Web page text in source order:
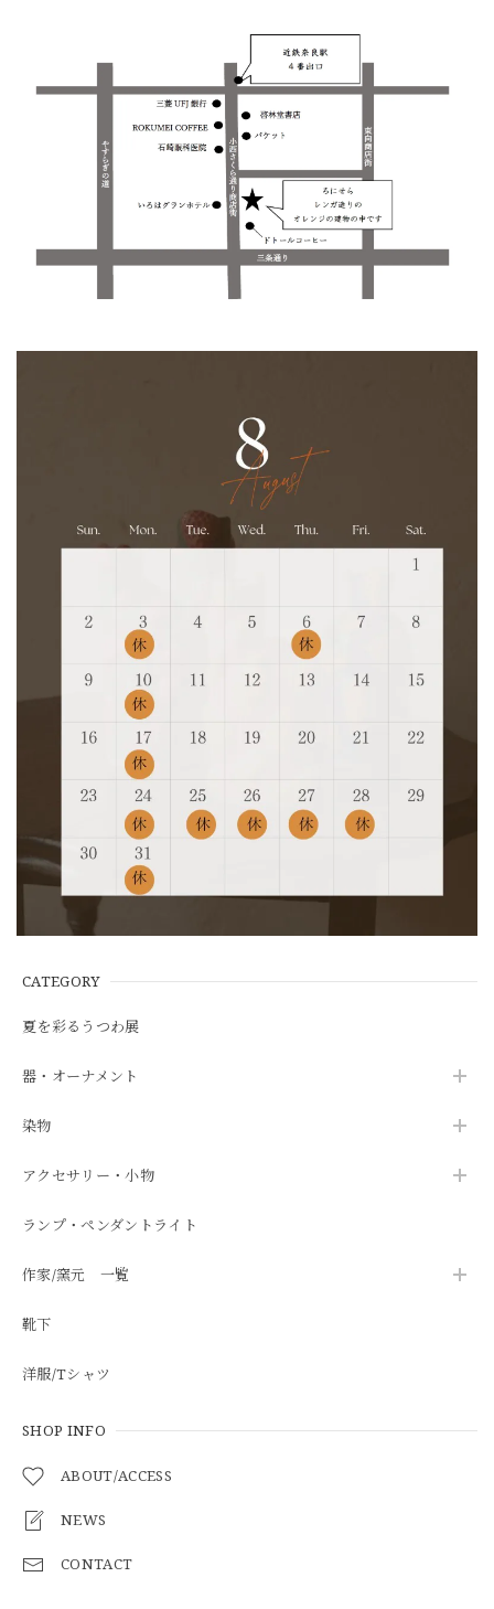
CATEGORY
夏を彩るうつわ展
器・オーナメント
染物
アクセサリー・小物
ランプ・ペンダントライト
作家/窯元 一覧
靴下
洋服/Tシャツ
SHOP INFO
ABOUT/ACCESS
NEWS
CONTACT